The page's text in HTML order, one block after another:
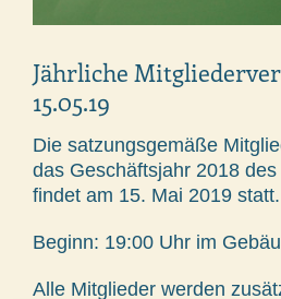
Jährliche
15.05.19
Die satzungsgemäße
das Geschäftsjahr 2018
findet am 15. Mai 2019 statt.
Beginn: 19:00 Uhr im
Alle Mitglieder werden